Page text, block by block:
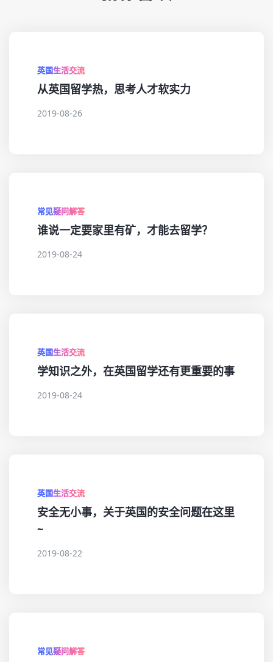
英国生活交流
从英国留学热，思考人才软实力
2019-08-26
常见疑问解答
谁说一定要家里有矿，才能去留学？
2019-08-24
英国生活交流
学知识之外，在英国留学还有更重要的事
2019-08-24
英国生活交流
安全无小事，关于英国的安全问题在这里
~
2019-08-22
常见疑问解答